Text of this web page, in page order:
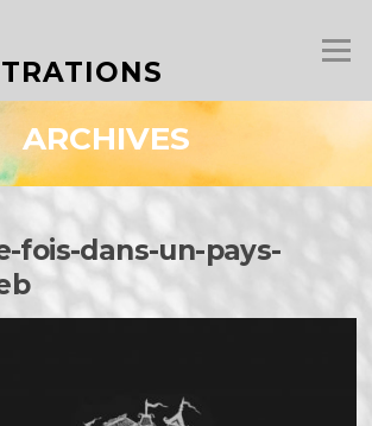
Menu
ARCHIVES
fois-dans-un-pays-